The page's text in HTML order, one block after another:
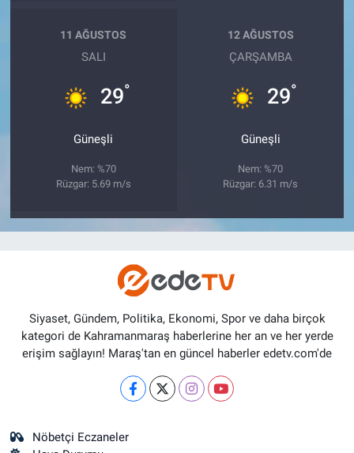
11 AĞUSTOS
SALI
29°
Güneşli
Nem: %70
Rüzgar: 5.69 m/s
12 AĞUSTOS
ÇARŞAMBA
29°
Güneşli
Nem: %70
Rüzgar: 6.31 m/s
Siyaset, Gündem, Politika, Ekonomi, Spor ve daha birçok
kategori de Kahramanmaraş haberlerine her an ve her yerde
erişim sağlayın! Maraş'tan en güncel haberler edetv.com'de
Nöbetçi Eczaneler